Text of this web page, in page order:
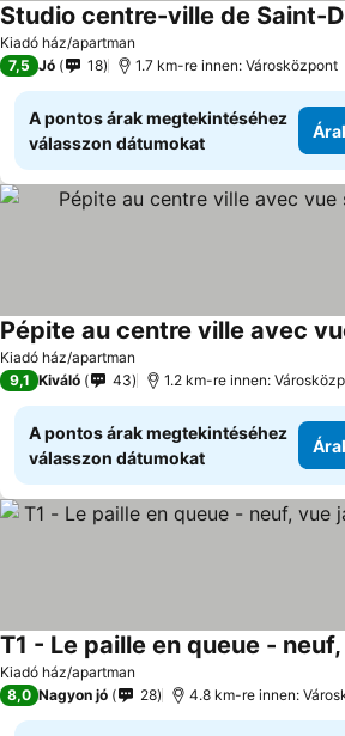
Kiadó ház/apartman
Studio centre-ville de Saint-
7,5 Jó 18 1.7 km-re innen: Városközpont
A pontos árak megtekintéséhez
válasszon dátumokat
Kiadó ház/apartman
Árak megjelenítése
9,1 Kiváló 43 1.2 km-re innen:
A pontos árak megtekintéséhez
válasszon dátumokat
Kiadó ház/apartman
Árak megjelenítése
8,0 Nagyon jó 28 4.8 km-re innen: